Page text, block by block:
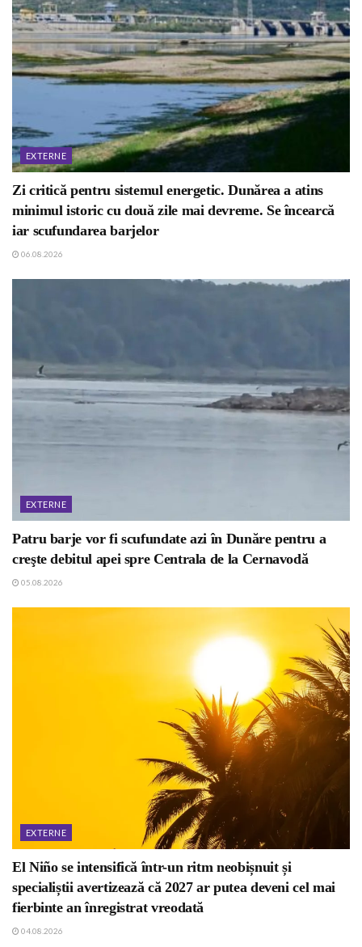
EXTERNE
Zi critică pentru sistemul energetic. Dunărea a atins
minimul istoric cu două zile mai devreme. Se încearcă
iar scufundarea barjelor
06.08.2026
EXTERNE
Patru barje vor fi scufundate azi în Dunăre pentru a
creşte debitul apei spre Centrala de la Cernavodă
05.08.2026
EXTERNE
El Niño se intensifică într-un ritm neobișnuit și
specialiștii avertizează că 2027 ar putea deveni cel mai
fierbinte an înregistrat vreodată
04.08.2026